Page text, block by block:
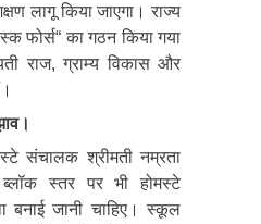
लागू किया जाएगा। राज्य
फोर्स“ का गठन किया गया
राज, ग्राम्य विकास और
संचालक श्रीमती नम्रता
स्तर पर भी होमस्टे
बनाई जानी चाहिए। स्कूल